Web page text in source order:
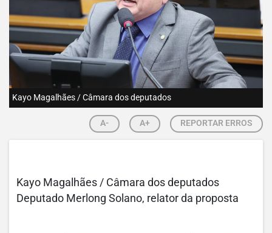
Kayo Magalhães / Câmara dos deputados
A- A+ REPORTAR ERROS
Kayo Magalhães / Câmara dos deputados
Deputado Merlong Solano, relator da proposta